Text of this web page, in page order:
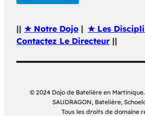
|| ★ Notre Dojo | ★ Les
Contactez Le Directeur ||
© 2024 Dojo de Batelière en
SAUDRAGON, Batelière,
Tous les droits de domaine